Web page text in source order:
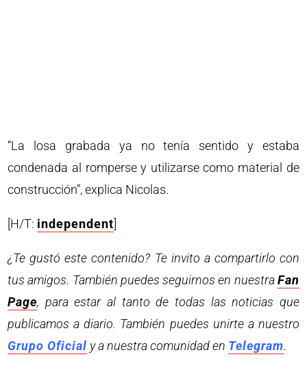
“La losa grabada ya no tenía sentido y estaba
condenada al romperse y utilizarse como material de
construcción”, explica Nicolas.
[H/T: independent
¿Te gustó este contenido? Te invito a compartirlo con
tus amigos. También puedes seguirnos en nuestraFan
Page, para estar al tanto de todas las noticias que
publicamos a diario. También puedes unirte a nuestro
Grupo Oficial y a nuestra comunidad en Telegram.